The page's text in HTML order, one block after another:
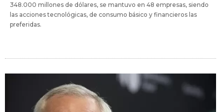
348.000 millones de dólares, se mantuvo en 48 empresas, siendo
las acciones tecnológicas, de consumo básico y financieros las
preferidas.